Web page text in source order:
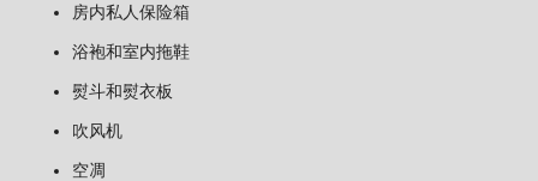
房内私人保险箱
浴袍和室内拖鞋
熨斗和熨衣板
吹风机
空凋